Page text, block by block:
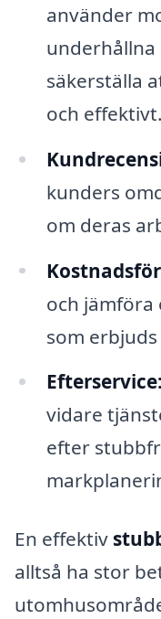
använder
säkerställa
och effektivt.
kunders
om deras
och jämföra
som
Efterservice:
vidare
efter
En effektiv
alltså ha stor